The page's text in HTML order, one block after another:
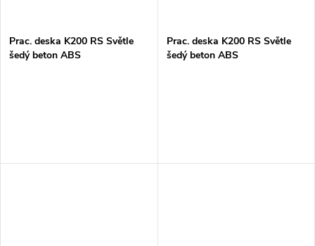
Prac. deska K200 RS Světle
šedý beton ABS
Prac. deska K200 RS Světle
šedý beton ABS